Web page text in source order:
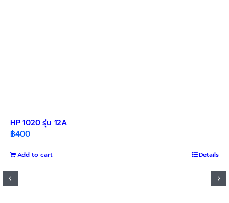
HP 1020 รุ่น 12A
฿400
Add to cart Details